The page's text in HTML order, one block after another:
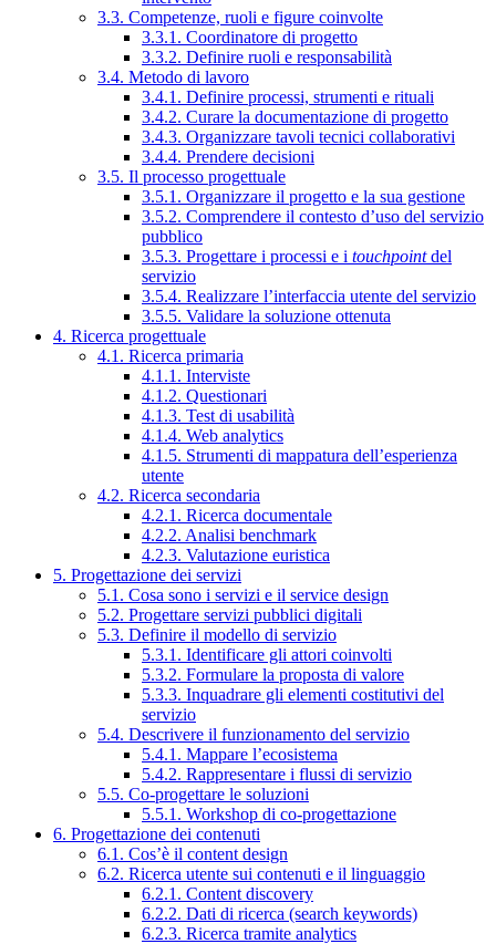
3.3. Competenze, ruoli e figure coinvolte
3.3.1. Coordinatore di progetto
3.3.2. Definire ruoli e responsabilità
3.4. Metodo di lavoro
3.4.1. Definire processi, strumenti e rituali
3.4.2. Curare la documentazione di progetto
3.4.3. Organizzare tavoli tecnici collaborativi
3.4.4. Prendere decisioni
3.5. Il processo progettuale
3.5.1. Organizzare il progetto e la sua gestione
3.5.2. Comprendere il contesto d’uso del servizio
pubblico
3.5.3. Progettare i processi e i touchpointdel
servizio
3.5.4. Realizzare l’interfaccia utente del servizio
3.5.5. Validare la soluzione ottenuta
4. Ricerca progettuale
4.1. Ricerca primaria
4.1.1. Interviste
4.1.2. Questionari
4.1.3. Test di usabilità
4.1.4. Web analytics
4.1.5. Strumenti di mappatura dell’esperienza
utente
4.2. Ricerca secondaria
4.2.1. Ricerca documentale
4.2.2. Analisi benchmark
4.2.3. Valutazione euristica
5. Progettazione dei servizi
5.1. Cosa sono i servizi e il service design
5.2. Progettare servizi pubblici digitali
5.3. Definire il modello di servizio
5.3.1. Identificare gli attori coinvolti
5.3.2. Formulare la proposta di valore
5.3.3. Inquadrare gli elementi costitutivi del
servizio
5.4. Descrivere il funzionamento del servizio
5.4.1. Mappare l’ecosistema
5.4.2. Rappresentare i flussi di servizio
5.5. Co-progettare le soluzioni
5.5.1. Workshop di co-progettazione
6. Progettazione dei contenuti
6.1. Cos’è il content design
6.2. Ricerca utente sui contenuti e il linguaggio
6.2.1. Content discovery
6.2.2. Dati di ricerca (search keywords)
6.2.3. Ricerca tramite analytics